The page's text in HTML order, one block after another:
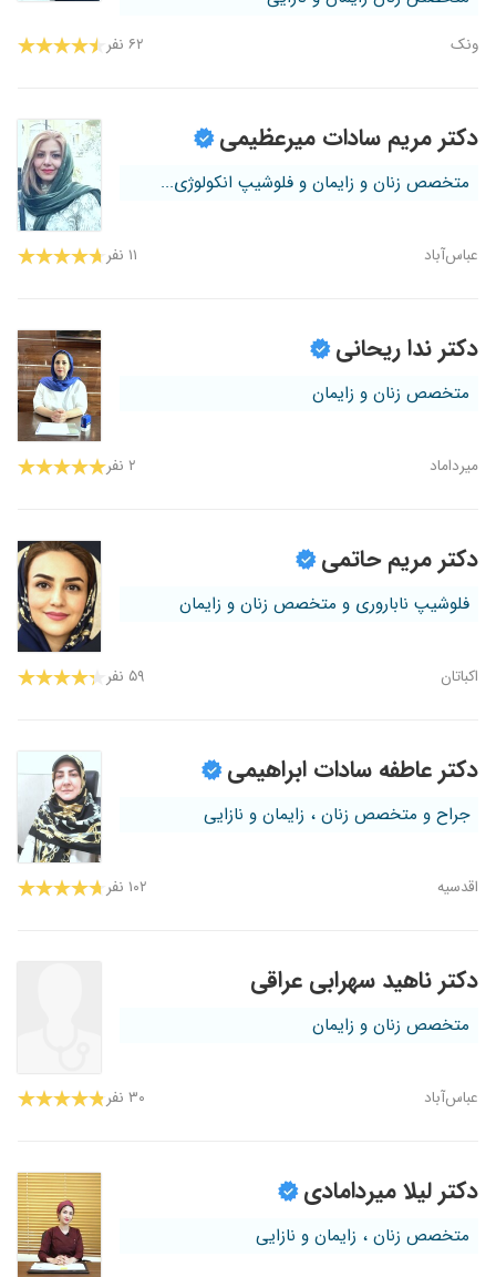
ونک ۶۲ نفر
دکتر مریم سادات میرعظیمی
متخصص زنان و زایمان و فلوشیپ انکولوژی...
عباس‌آباد ۱۱ نفر
دکتر ندا ریحانی
متخصص زنان و زایمان
میرداماد ۲ نفر
دکتر مریم حاتمی
فلوشیپ ناباروری و متخصص زنان و زایمان
اکباتان ۵۹ نفر
دکتر عاطفه سادات ابراهیمی
جراح و متخصص زنان ، زایمان و نازایی
اقدسیه ۱۰۲ نفر
دکتر ناهید سهرابی عراقی
متخصص زنان و زایمان
عباس‌آباد ۳۰ نفر
دکتر لیلا میردامادی
متخصص زنان ، زایمان و نازایی